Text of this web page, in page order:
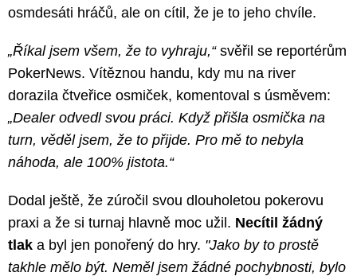
osmdesáti hráčů, ale on cítil, že je to jeho chvíle.
„Říkal jsem všem, že to vyhraju,“svěřil se reportérům
PokerNews. Vítěznou handu, kdy mu na river
dorazila čtveřice osmiček, komentoval s úsměvem:
„Dealer odvedl svou práci. Když přišla osmička na
turn, věděl jsem, že to přijde. Pro mě to nebyla
náhoda, ale 100% jistota.“
Dodal ještě, že zúročil svou dlouholetou pokerovu
praxi a že si turnaj hlavně moc užil. Necítil žádný
tlak a byl jen ponořený do hry. "Jako by to prostě
takhle mělo být. Neměl jsem žádné pochybnosti, bylo